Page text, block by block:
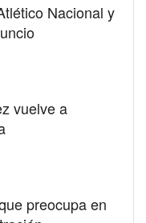
Nacional y
vuelve a
preocupa en